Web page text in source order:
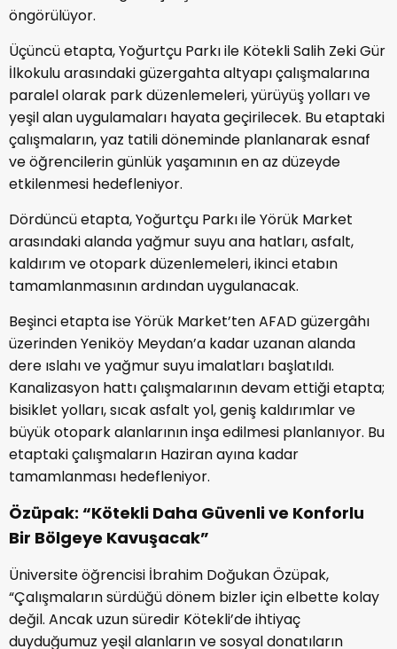
öngörülüyor.
Üçüncü etapta, Yoğurtçu Parkı ile Kötekli Salih Zeki Gür
İlkokulu arasındaki güzergahta altyapı çalışmalarına
paralel olarak park düzenlemeleri, yürüyüş yolları ve
yeşil alan uygulamaları hayata geçirilecek. Bu etaptaki
çalışmaların, yaz tatili döneminde planlanarak esnaf
ve öğrencilerin günlük yaşamının en az düzeyde
etkilenmesi hedefleniyor.
Dördüncü etapta, Yoğurtçu Parkı ile Yörük Market
arasındaki alanda yağmur suyu ana hatları, asfalt,
kaldırım ve otopark düzenlemeleri, ikinci etabın
tamamlanmasının ardından uygulanacak.
Beşinci etapta ise Yörük Market’ten AFAD güzergâhı
üzerinden Yeniköy Meydan’a kadar uzanan alanda
dere ıslahı ve yağmur suyu imalatları başlatıldı.
Kanalizasyon hattı çalışmalarının devam ettiği etapta;
bisiklet yolları, sıcak asfalt yol, geniş kaldırımlar ve
büyük otopark alanlarının inşa edilmesi planlanıyor. Bu
etaptaki çalışmaların Haziran ayına kadar
tamamlanması hedefleniyor.
Özüpak: “Kötekli Daha Güvenli ve Konforlu
Bir Bölgeye Kavuşacak”
Üniversite öğrencisi İbrahim Doğukan Özüpak,
“Çalışmaların sürdüğü dönem bizler için elbette kolay
değil. Ancak uzun süredir Kötekli’de ihtiyaç
duyduğumuz yeşil alanların ve sosyal donatıların